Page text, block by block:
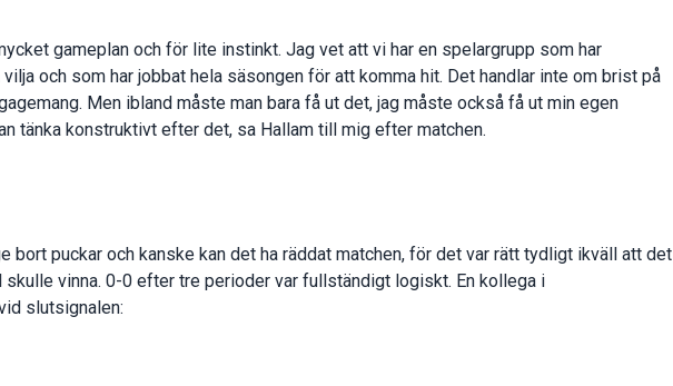
gameplan och för lite instinkt. Jag vet att vi har en spelargrupp som har
vilja och som har jobbat hela säsongen för att komma hit. Det handlar inte om brist på
Men ibland måste man bara få ut det, jag måste också få ut min egen
tänka konstruktivt efter det, sa Hallam till mig efter matchen.
bort puckar och kanske kan det ha räddat matchen, för det var rätt tydligt ikväll att det
skulle vinna. 0-0 efter tre perioder var fullständigt logiskt. En kollega i
slutsignalen: